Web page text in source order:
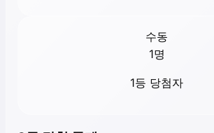
수동
1명
1등 당첨자